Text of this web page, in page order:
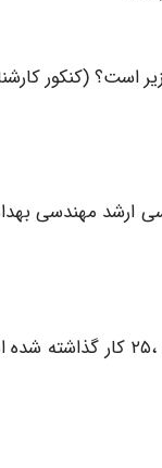
است؟ (کنکور
ارشد مهندسی
۱۰- لوله فاضلابی به قطر ۰/۲۵ متر طول ۵۰ متر و شیب ۰/۰۰۲ در عمق ۱/۵ متر از زمین با رقوم